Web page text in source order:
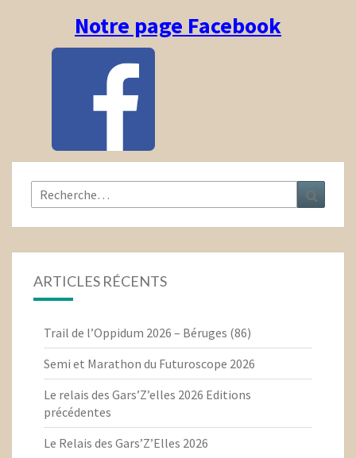
Notre page Facebook
Rechercher :
ARTICLES RÉCENTS
Trail de l’Oppidum 2026 – Béruges (86)
Semi et Marathon du Futuroscope 2026
Le relais des Gars’Z’elles 2026 Editions
précédentes
Le Relais des Gars’Z’Elles 2026